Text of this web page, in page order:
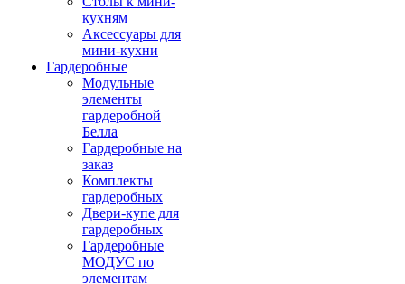
кухням
Аксессуары для
мини-кухни
Гардеробные
Модульные
элементы
гардеробной
Белла
Гардеробные на
заказ
Комплекты
гардеробных
Двери-купе для
гардеробных
Гардеробные
МОДУС по
элементам